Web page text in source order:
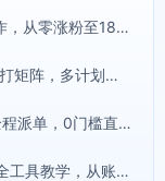
短视频周更系统课：每日90分钟稳定创作，从零涨粉至18000实现月入八千
2026电商04期淘宝直通车课｜关键词爆打矩阵，多计划低出价，新品爆款差异化投放实操教学
【2026】AI副业新风口，一单500+，全程派单，0门槛直接干
AI+短视频｜DeepSeek即梦豆包小云雀全工具教学，从账号定位到剪映剪辑，零基础也能快速上手做爆款